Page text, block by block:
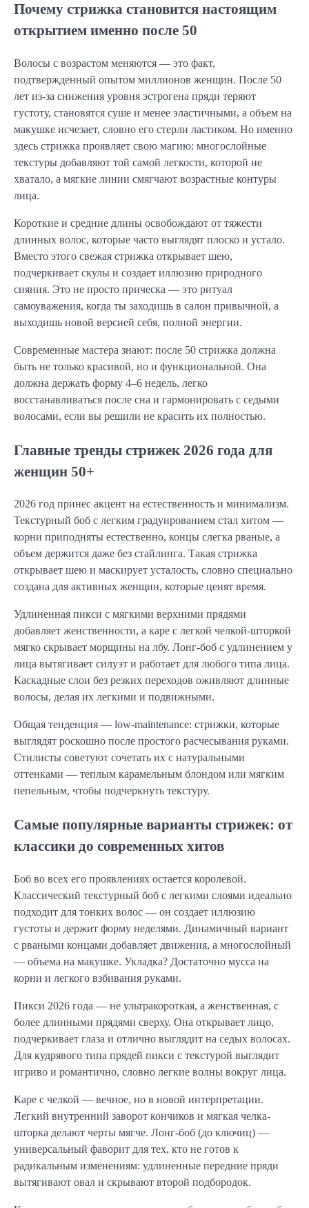
Почему стрижка становится настоящим
открытием именно после 50
Волосы с возрастом меняются — это факт,
подтвержденный опытом миллионов женщин. После 50
лет из-за снижения уровня эстрогена пряди теряют
густоту, становятся суше и менее эластичными, а объем на
макушке исчезает, словно его стерли ластиком. Но именно
здесь стрижка проявляет свою магию: многослойные
текстуры добавляют той самой легкости, которой не
хватало, а мягкие линии смягчают возрастные контуры
лица.
Короткие и средние длины освобождают от тяжести
длинных волос, которые часто выглядят плоско и устало.
Вместо этого свежая стрижка открывает шею,
подчеркивает скулы и создает иллюзию природного
сияния. Это не просто прическа — это ритуал
самоуважения, когда ты заходишь в салон привычной, а
выходишь новой версией себя, полной энергии.
Современные мастера знают: после 50 стрижка должна
быть не только красивой, но и функциональной. Она
должна держать форму 4–6 недель, легко
восстанавливаться после сна и гармонировать с седыми
волосами, если вы решили не красить их полностью.
Главные тренды стрижек 2026 года для
женщин 50+
2026 год принес акцент на естественность и минимализм.
Текстурный боб с легким градуированием стал хитом —
корни приподняты естественно, концы слегка рваные, а
объем держится даже без стайлинга. Такая стрижка
открывает шею и маскирует усталость, словно специально
создана для активных женщин, которые ценят время.
Удлиненная пикси с мягкими верхними прядями
добавляет женственности, а каре с легкой челкой-шторкой
мягко скрывает морщины на лбу. Лонг-боб с удлинением у
лица вытягивает силуэт и работает для любого типа лица.
Каскадные слои без резких переходов оживляют длинные
волосы, делая их легкими и подвижными.
Общая тенденция — low-maintenance: стрижки, которые
выглядят роскошно после простого расчесывания руками.
Стилисты советуют сочетать их с натуральными
оттенками — теплым карамельным блондом или мягким
пепельным, чтобы подчеркнуть текстуру.
Самые популярные варианты стрижек: от
классики до современных хитов
Боб во всех его проявлениях остается королевой.
Классический текстурный боб с легкими слоями идеально
подходит для тонких волос — он создает иллюзию
густоты и держит форму неделями. Динамичный вариант
с рваными концами добавляет движения, а многослойный
— объема на макушке. Укладка? Достаточно мусса на
корни и легкого взбивания руками.
Пикси 2026 года — не ультракороткая, а женственная, с
более длинными прядями сверху. Она открывает лицо,
подчеркивает глаза и отлично выглядит на седых волосах.
Для кудрявого типа прядей пикси с текстурой выглядит
игриво и романтично, словно легкие волны вокруг лица.
Каре с челкой — вечное, но в новой интерпретации.
Легкий внутренний заворот кончиков и мягкая челка-
шторка делают черты мягче. Лонг-боб (до ключиц) —
универсальный фаворит для тех, кто не готов к
радикальным изменениям: удлиненные передние пряди
вытягивают овал и скрывают второй подбородок.